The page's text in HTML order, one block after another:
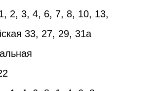
2, 3, 4, 6, 7, 8, 10, 13,
33, 27, 29, 31а